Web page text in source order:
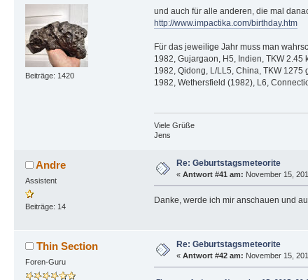
Beiträge: 1420
und auch für alle anderen, die mal
http://www.impactika.com/birthday.htm
Für das jeweilige Jahr muss man
1982, Gujargaon, H5, Indien, TKW 2.45
1982, Qidong, L/LL5, China, TKW 1275
1982, Wethersfield (1982), L6,
Viele Grüße
Jens
Andre
Assistent
Beiträge: 14
Re: Geburtstagsmeteorite
« Antwort #41 am: November 15,
Danke, werde ich mir anschauen und
Thin Section
Foren-Guru
Re: Geburtstagsmeteorite
« Antwort #42 am: November 15,